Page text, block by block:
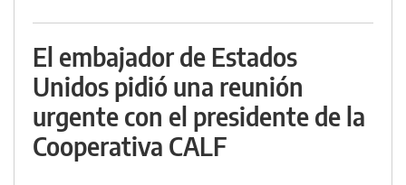
El embajador de Estados
Unidos pidió una reunión
urgente con el presidente de la
Cooperativa CALF